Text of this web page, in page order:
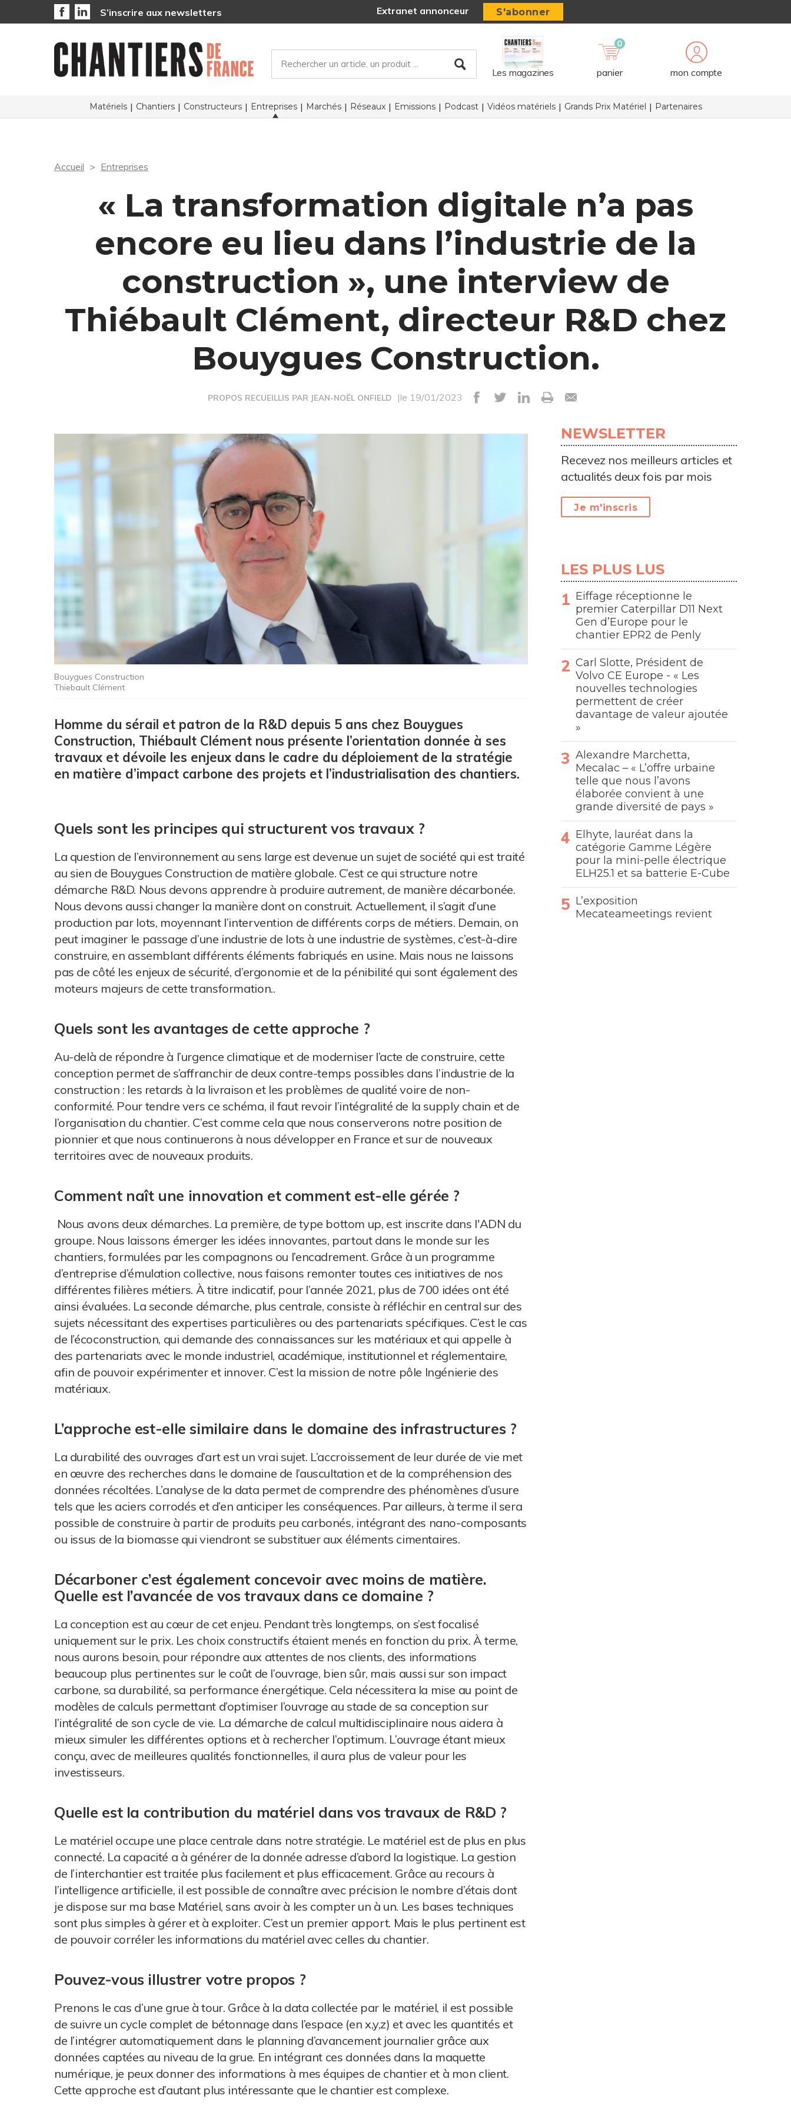
S’inscrire aux newsletters Extranet annonceur S'abonner
Les magazines
0
panier mon compte
Matériels Chantiers Constructeurs Entreprises Marchés Réseaux Emissions Podcast Vidéos matériels Grands Prix Matériel Partenaires
Accueil Entreprises
« La transformation digitale n’a pas
encore eu lieu dans l’industrie de la
construction », une interview de
Thiébault Clément, directeur R&D chez
Bouygues Construction.
PROPOS RECUEILLIS PAR JEAN-NOËL ONFIELD |le 19/01/2023
Bouygues Construction
Thiebault Clément
Homme du sérail et patron de la R&D depuis 5 ans chez Bouygues
Construction, Thiébault Clément nous présente l’orientation donnée à ses
travaux et dévoile les enjeux dans le cadre du déploiement de la stratégie
en matière d’impact carbone des projets et l’industrialisation des chantiers.
Quels sont les principes qui structurent vos travaux ?
La question de l’environnement au sens large est devenue un sujet de société qui est traité
au sien de Bouygues Construction de matière globale. C’est ce qui structure notre
démarche R&D. Nous devons apprendre à produire autrement, de manière décarbonée.
Nous devons aussi changer la manière dont on construit. Actuellement, il s’agit d’une
production par lots, moyennant l’intervention de différents corps de métiers. Demain, on
peut imaginer le passage d’une industrie de lots à une industrie de systèmes, c’est-à-dire
construire, en assemblant différents éléments fabriqués en usine. Mais nous ne laissons
pas de côté les enjeux de sécurité, d’ergonomie et de la pénibilité qui sont également des
moteurs majeurs de cette transformation..
Quels sont les avantages de cette approche ?
Au-delà de répondre à l’urgence climatique et de moderniser l’acte de construire, cette
conception permet de s’affranchir de deux contre-temps possibles dans l’industrie de la
construction : les retards à la livraison et les problèmes de qualité voire de non-
conformité. Pour tendre vers ce schéma, il faut revoir l’intégralité de la supply chain et de
l’organisation du chantier. C’est comme cela que nous conserverons notre position de
pionnier et que nous continuerons à nous développer en France et sur de nouveaux
territoires avec de nouveaux produits.
Comment naît une innovation et comment est-elle gérée ?
Nous avons deux démarches. La première, de type bottom up, est inscrite dans l'ADN du
groupe. Nous laissons émerger les idées innovantes, partout dans le monde sur les
chantiers, formulées par les compagnons ou l’encadrement. Grâce à un programme
d’entreprise d’émulation collective, nous faisons remonter toutes ces initiatives de nos
différentes filières métiers. À titre indicatif, pour l’année 2021, plus de 700 idées ont été
ainsi évaluées. La seconde démarche, plus centrale, consiste à réfléchir en central sur des
sujets nécessitant des expertises particulières ou des partenariats spécifiques. C’est le cas
de l’écoconstruction, qui demande des connaissances sur les matériaux et qui appelle à
des partenariats avec le monde industriel, académique, institutionnel et réglementaire,
afin de pouvoir expérimenter et innover. C’est la mission de notre pôle Ingénierie des
matériaux.
L’approche est-elle similaire dans le domaine des infrastructures ?
La durabilité des ouvrages d’art est un vrai sujet. L’accroissement de leur durée de vie met
en œuvre des recherches dans le domaine de l’auscultation et de la compréhension des
données récoltées. L’analyse de la data permet de comprendre des phénomènes d’usure
tels que les aciers corrodés et d’en anticiper les conséquences. Par ailleurs, à terme il sera
possible de construire à partir de produits peu carbonés, intégrant des nano-composants
ou issus de la biomasse qui viendront se substituer aux éléments cimentaires.
Décarboner c’est également concevoir avec moins de matière.
Quelle est l’avancée de vos travaux dans ce domaine ?
La conception est au cœur de cet enjeu. Pendant très longtemps, on s’est focalisé
uniquement sur le prix. Les choix constructifs étaient menés en fonction du prix. À terme,
nous aurons besoin, pour répondre aux attentes de nos clients, des informations
beaucoup plus pertinentes sur le coût de l’ouvrage, bien sûr, mais aussi sur son impact
carbone, sa durabilité, sa performance énergétique. Cela nécessitera la mise au point de
modèles de calculs permettant d’optimiser l’ouvrage au stade de sa conception sur
l’intégralité de son cycle de vie. La démarche de calcul multidisciplinaire nous aidera à
mieux simuler les différentes options et à rechercher l’optimum. L’ouvrage étant mieux
conçu, avec de meilleures qualités fonctionnelles, il aura plus de valeur pour les
investisseurs.
Quelle est la contribution du matériel dans vos travaux de R&D ?
Le matériel occupe une place centrale dans notre stratégie. Le matériel est de plus en plus
connecté. La capacité a à générer de la donnée adresse d’abord la logistique. La gestion
de l’interchantier est traitée plus facilement et plus efficacement. Grâce au recours à
l’intelligence artificielle, il est possible de connaître avec précision le nombre d’étais dont
je dispose sur ma base Matériel, sans avoir à les compter un à un. Les bases techniques
sont plus simples à gérer et à exploiter. C’est un premier apport. Mais le plus pertinent est
de pouvoir corréler les informations du matériel avec celles du chantier.
Pouvez-vous illustrer votre propos ?
Prenons le cas d’une grue à tour. Grâce à la data collectée par le matériel, il est possible
de suivre un cycle complet de bétonnage dans l’espace (en x,y,z) et avec les quantités et
de l’intégrer automatiquement dans le planning d’avancement journalier grâce aux
données captées au niveau de la grue. En intégrant ces données dans la maquette
numérique, je peux donner des informations à mes équipes de chantier et à mon client.
Cette approche est d’autant plus intéressante que le chantier est complexe.
NEWSLETTER
Recevez nos meilleurs articles et
actualités deux fois par mois
Je m'inscris
LES PLUS LUS
Eiffage réceptionne le
premier Caterpillar D11 Next
Gen d’Europe pour le
chantier EPR2 de Penly
Carl Slotte, Président de
Volvo CE Europe - « Les
nouvelles technologies
permettent de créer
davantage de valeur ajoutée
»
Alexandre Marchetta,
Mecalac – « L’offre urbaine
telle que nous l’avons
élaborée convient à une
grande diversité de pays »
Elhyte, lauréat dans la
catégorie Gamme Légère
pour la mini-pelle électrique
ELH25.1 et sa batterie E-Cube
L’exposition
Mecateameetings revient